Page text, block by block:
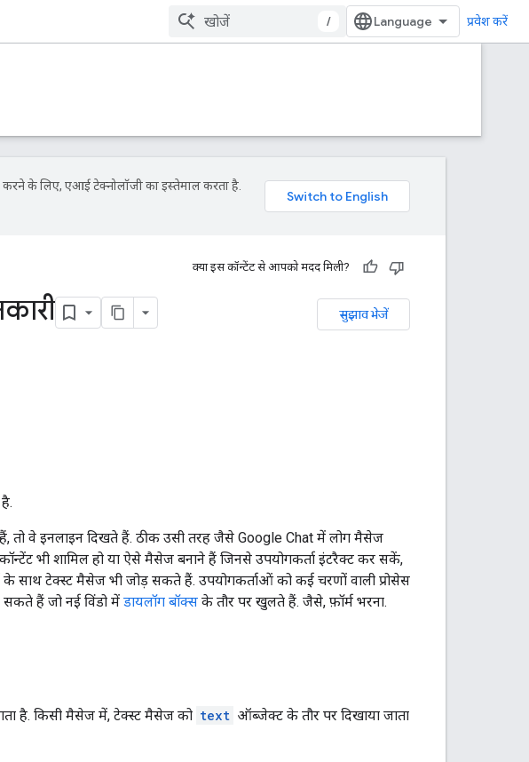
/ प्रवेश करें
के लिए, एआई टेक्नोलॉजी का इस्तेमाल करता है.
क्या इस कॉन्टेंट से आपको मदद मिली?
सुझाव भेजें
तो वे इनलाइन दिखते हैं. ठीक उसी तरह जैसे Google Chat में लोग मैसेज
भी शामिल हो या ऐसे मैसेज बनाने हैं जिनसे उपयोगकर्ता इंटरैक्ट कर सकें,
साथ टेक्स्ट मैसेज भी जोड़ सकते हैं. उपयोगकर्ताओं को कई चरणों वाली प्रोसेस
सकते हैं जो नई विंडो में डायलॉग बॉक्स के तौर पर खुलते हैं. जैसे, फ़ॉर्म भरना.
है. किसी मैसेज में, टेक्स्ट मैसेज को text ऑब्जेक्ट के तौर पर दिखाया जाता